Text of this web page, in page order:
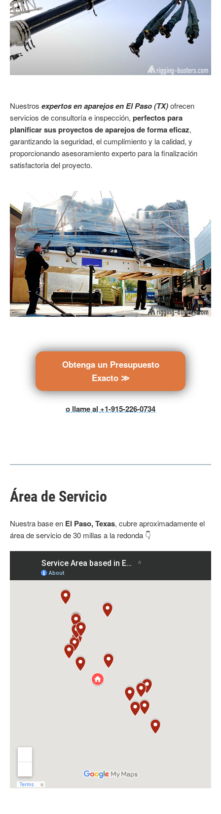
Nuestros expertos en aparejos en El Paso (TX)ofrecen
servicios de consultoría e inspección, perfectos para
planificar sus proyectos de aparejos de forma eficaz,
garantizando la seguridad, el cumplimiento y la calidad, y
proporcionando asesoramiento experto para la finalización
satisfactoria del proyecto.
Obtenga un Presupuesto
Exacto ≫
o llame al +1-915-226-0734
Área de Servicio
Nuestra base en El Paso, Texas, cubre aproximadamente el
área de servicio de 30 millas a la redonda 👇